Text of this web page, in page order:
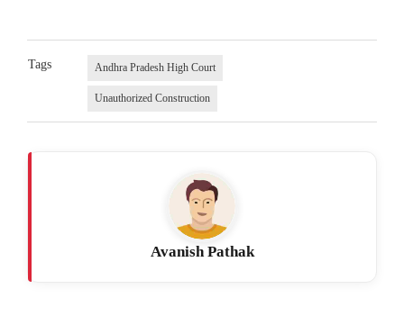
Tags Andhra Pradesh High Court
Unauthorized Construction
Avanish Pathak